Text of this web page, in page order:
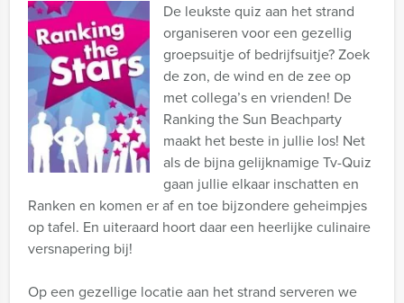
De leukste quiz aan het strand
organiseren voor een gezellig
groepsuitje of bedrijfsuitje? Zoek
de zon, de wind en de zee op
met collega’s en vrienden! De
Ranking the Sun Beachparty
maakt het beste in jullie los! Net
als de bijna gelijknamige Tv-Quiz
gaan jullie elkaar inschatten en
Ranken en komen er af en toe bijzondere geheimpjes
op tafel. En uiteraard hoort daar een heerlijke culinaire
versnapering bij!
Op een gezellige locatie aan het strand serveren we